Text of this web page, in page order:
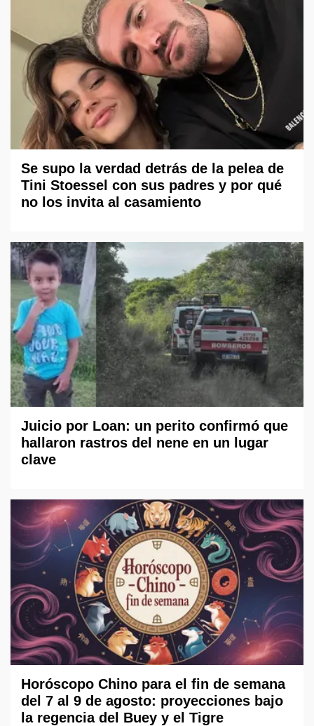
Se supo la verdad detrás de la pelea de
Tini Stoessel con sus padres y por qué
no los invita al casamiento
Juicio por Loan: un perito confirmó que
hallaron rastros del nene en un lugar
clave
Horóscopo Chino para el fin de semana
del 7 al 9 de agosto: proyecciones bajo
la regencia del Buey y el Tigre